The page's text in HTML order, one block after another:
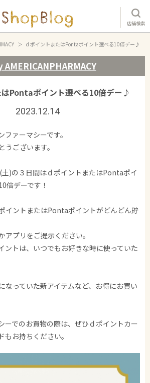
店舗検索
ｄポイントまたはPontaポイント選べる10倍デー♪
AMERICANPHARMACY
はPontaポイント選べる10倍デー♪
2023.12.14
ァーマシーです。
うございます。
)の３日間はｄポイントまたはPontaポイ
倍デーです！
イントまたはPontaポイントがどんどん貯
アプリをご提示ください。
ントは、いつでもお好きな時に使っていた
なっていた新アイテムなど、お得にお買い
ーでのお買物の際は、ぜひｄポイントカー
お持ちください。